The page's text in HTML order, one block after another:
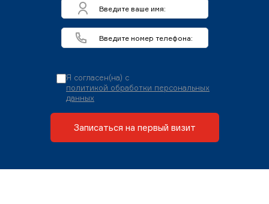
Я согласен(на) с
политикой обработки персональных
данных
Записаться на первый визит